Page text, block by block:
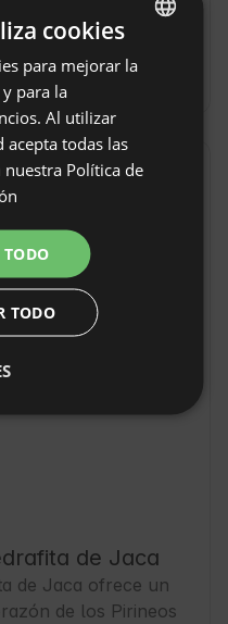
España
de Jaca
de Jaca ofrece un
de los Pirineos
ENGLISH
POLISH
GERMAN
cookies
para mejorar la
para la
Al utilizar
acepta todas las
Política de
TODO
TODO